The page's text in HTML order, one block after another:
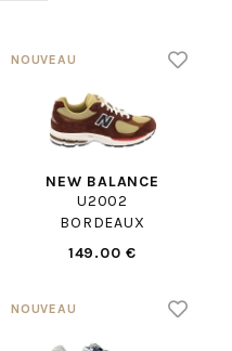
NEW BALANCE
U2002
BORDEAUX
149.00 €